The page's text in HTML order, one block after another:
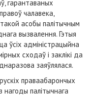
гарантаваных
чалавека,
асобы палітычным
вызвалення. Гэтыя
ўсіх адміністрацыйна
сходаў і заклікі да
заяўлялася.
праваабарончых
нагоды палітычнага